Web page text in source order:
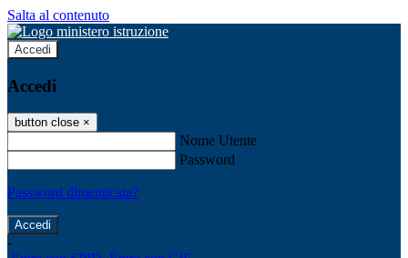
Salta al contenuto
Accedi
Accedi
button close ×
Nome Utente
Password
Password dimenticata?
-